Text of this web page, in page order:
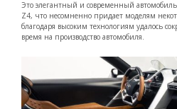
Это элегантный и современный
Z4, что несомненно придает моделям
благодаря высоким технологиям удалось
время на производство автомобиля.